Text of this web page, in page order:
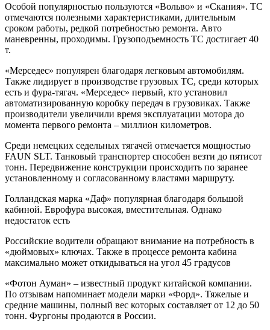
Особой популярностью пользуются «Вольво» и «Скания». ТС
отмечаются полезными характеристиками, длительным
сроком работы, редкой потребностью ремонта. Авто
маневренны, проходимы. Грузоподъемность ТС достигает 40
т.
«Мерседес» популярен благодаря легковым автомобилям.
Также лидирует в производстве грузовых ТС, среди которых
есть и фура-тягач. «Мерседес» первый, кто установил
автоматизированную коробку передач в грузовиках. Также
производители увеличили время эксплуатации мотора до
момента первого ремонта – миллион километров.
Среди немецких седельных тягачей отмечается мощностью
FAUN SLT. Танковый транспортер способен везти до пятисот
тонн. Передвижение конструкции происходить по заранее
установленному и согласованному властями маршруту.
Голландская марка «Даф» популярная благодаря большой
кабиной. Еврофура высокая, вместительная. Однако
недостаток есть
Российские водители обращают внимание на потребность в
«дюймовых» ключах. Также в процессе ремонта кабина
максимально может откидываться на угол 45 градусов
«Фотон Ауман» – известный продукт китайской компании.
По отзывам напоминает модели марки «Форд». Тяжелые и
средние машины, полный вес которых составляет от 12 до 50
тонн. Фургоны продаются в России.